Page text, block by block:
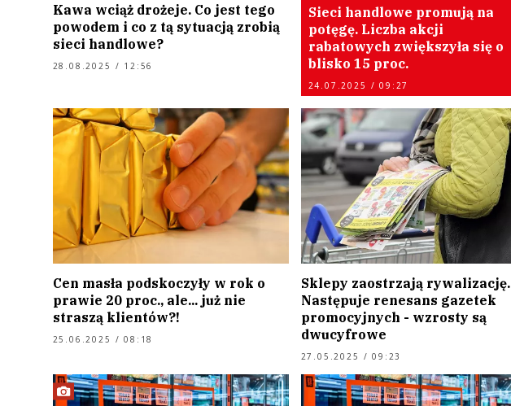
Kawa wciąż drożeje. Co jest tego
powodem i co z tą sytuacją zrobią
sieci handlowe?
28.08.2025 / 12:56
Sieci handlowe promują na
potęgę. Liczba akcji
rabatowych zwiększyła się o
blisko 15 proc.
24.07.2025 / 09:27
Cen masła podskoczyły w rok o
prawie 20 proc., ale... już nie
straszą klientów?!
25.06.2025 / 08:18
Sklepy zaostrzają rywalizację.
Następuje renesans gazetek
promocyjnych - wzrosty są
dwucyfrowe
27.05.2025 / 09:23